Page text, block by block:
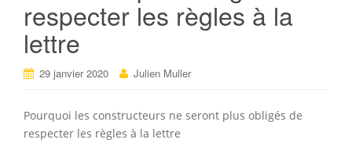
respecter les règles à la
lettre
29 janvier 2020 Julien Muller
Pourquoi les constructeurs ne seront plus obligés de
respecter les règles à la lettre